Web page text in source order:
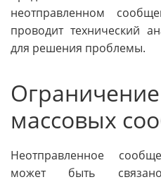
неотправленном
проводит технический
для решения проблемы.
массовых
Неотправленное
может быть